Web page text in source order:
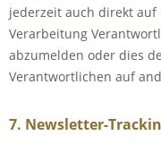
jederzeit auch direkt
Verarbeitung
abzumelden oder dies
Verantwortlichen auf
7. Newsletter-